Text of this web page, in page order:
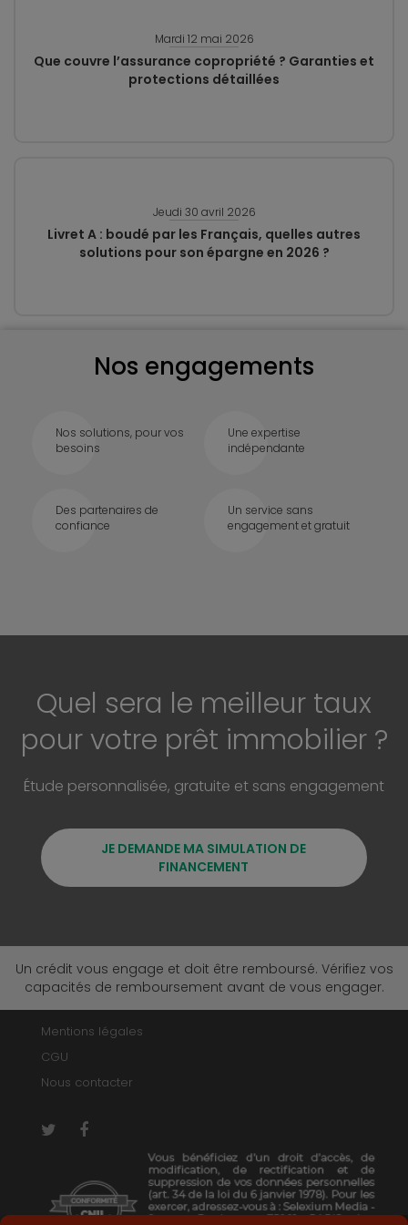
Mardi 12 mai 2026
Que couvre l’assurance copropriété ? Garanties et
protections détaillées
Jeudi 30 avril 2026
Livret A : boudé par les Français, quelles autres
solutions pour son épargne en 2026 ?
Nos engagements
Nos solutions, pour vos
besoins
Une expertise
indépendante
Des partenaires de
confiance
Un service sans
engagement et gratuit
Quel sera le meilleur taux
pour votre prêt immobilier ?
Étude personnalisée, gratuite et sans engagement
JE DEMANDE MA SIMULATION DE
FINANCEMENT
Un crédit vous engage et doit être remboursé. Vérifiez vos
capacités de remboursement avant de vous engager.
Mentions légales
CGU
Nous contacter